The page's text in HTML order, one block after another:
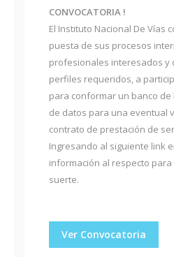
CONVOCATORIA !
El Instituto Nacional De Vías
puesta de sus procesos
profesionales interesados y
perfiles requeridos, a
para conformar un banco
de datos para una eventual
contrato de prestación de
Ingresando al siguiente link
información al respecto
suerte.
Ver Convocatoria